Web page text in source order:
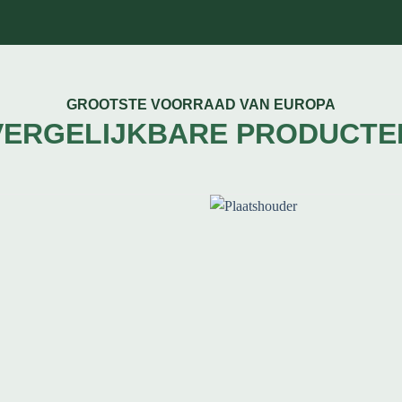
GROOTSTE VOORRAAD VAN EUROPA